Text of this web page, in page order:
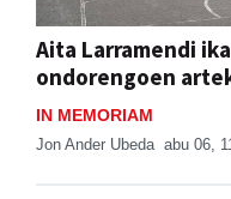
Aita Larramendi
ondorengoen
IN MEMORIAM
Jon Ander Ubeda abu 06,